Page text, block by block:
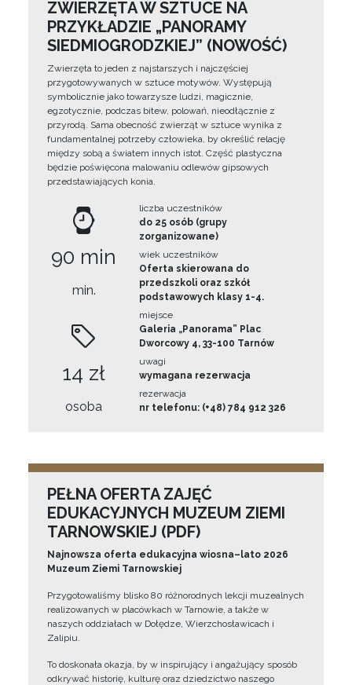
ZWIERZĘTA W SZTUCE NA
PRZYKŁADZIE „PANORAMY
SIEDMIOGRODZKIEJ” (NOWOŚĆ)
Zwierzęta to jeden z najstarszych i najczęściej
przygotowywanych w sztuce motywów. Występują
symbolicznie jako towarzysze ludzi, magicznie,
egzotycznie, podczas bitew, polowań, nieodłącznie z
przyrodą. Sama obecność zwierząt w sztuce wynika z
fundamentalnej potrzeby człowieka, by określić relację
między sobą a światem innych istot. Część plastyczna
będzie poświęcona malowaniu odlewów gipsowych
przedstawiających konia.
90 min
min.
14 zł
osoba
liczba uczestników
do 25 osób (grupy
zorganizowane)
wiek uczestników
Oferta skierowana do
przedszkoli oraz szkół
podstawowych klasy 1-4.
miejsce
Galeria „Panorama” Plac
Dworcowy 4, 33-100 Tarnów
uwagi
wymagana rezerwacja
rezerwacja
nr telefonu: (+48) 784 912 326
PEŁNA OFERTA ZAJĘĆ
EDUKACYJNYCH MUZEUM ZIEMI
TARNOWSKIEJ (PDF)
Najnowsza oferta edukacyjna wiosna–lato 2026
Muzeum Ziemi Tarnowskiej
Przygotowaliśmy blisko 80 różnorodnych lekcji muzealnych
realizowanych w placówkach w Tarnowie, a także w
naszych oddziałach w Dołędze, Wierzchosławicach i
Zalipiu.
To doskonała okazja, by w inspirujący i angażujący sposób
odkrywać historię, kulturę oraz dziedzictwo naszego